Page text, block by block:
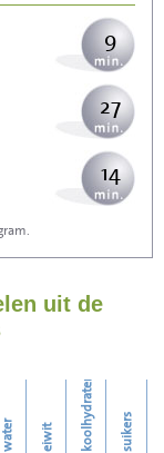
9
27
14
47
54
uit de
water eiwit koolhydraten suikers